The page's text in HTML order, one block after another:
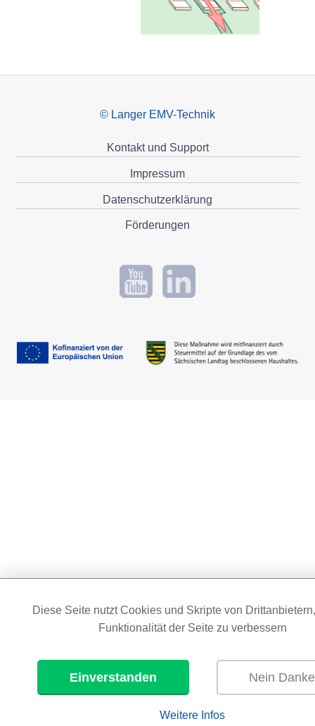
© Langer EMV-Technik
Kontakt und Support
Impressum
Datenschutzerklärung
Förderungen
Diese Seite nutzt Cookies und Skripte von
Funktionalität der Seite zu verbessern
Einverstanden Nein Danke
Weitere Infos